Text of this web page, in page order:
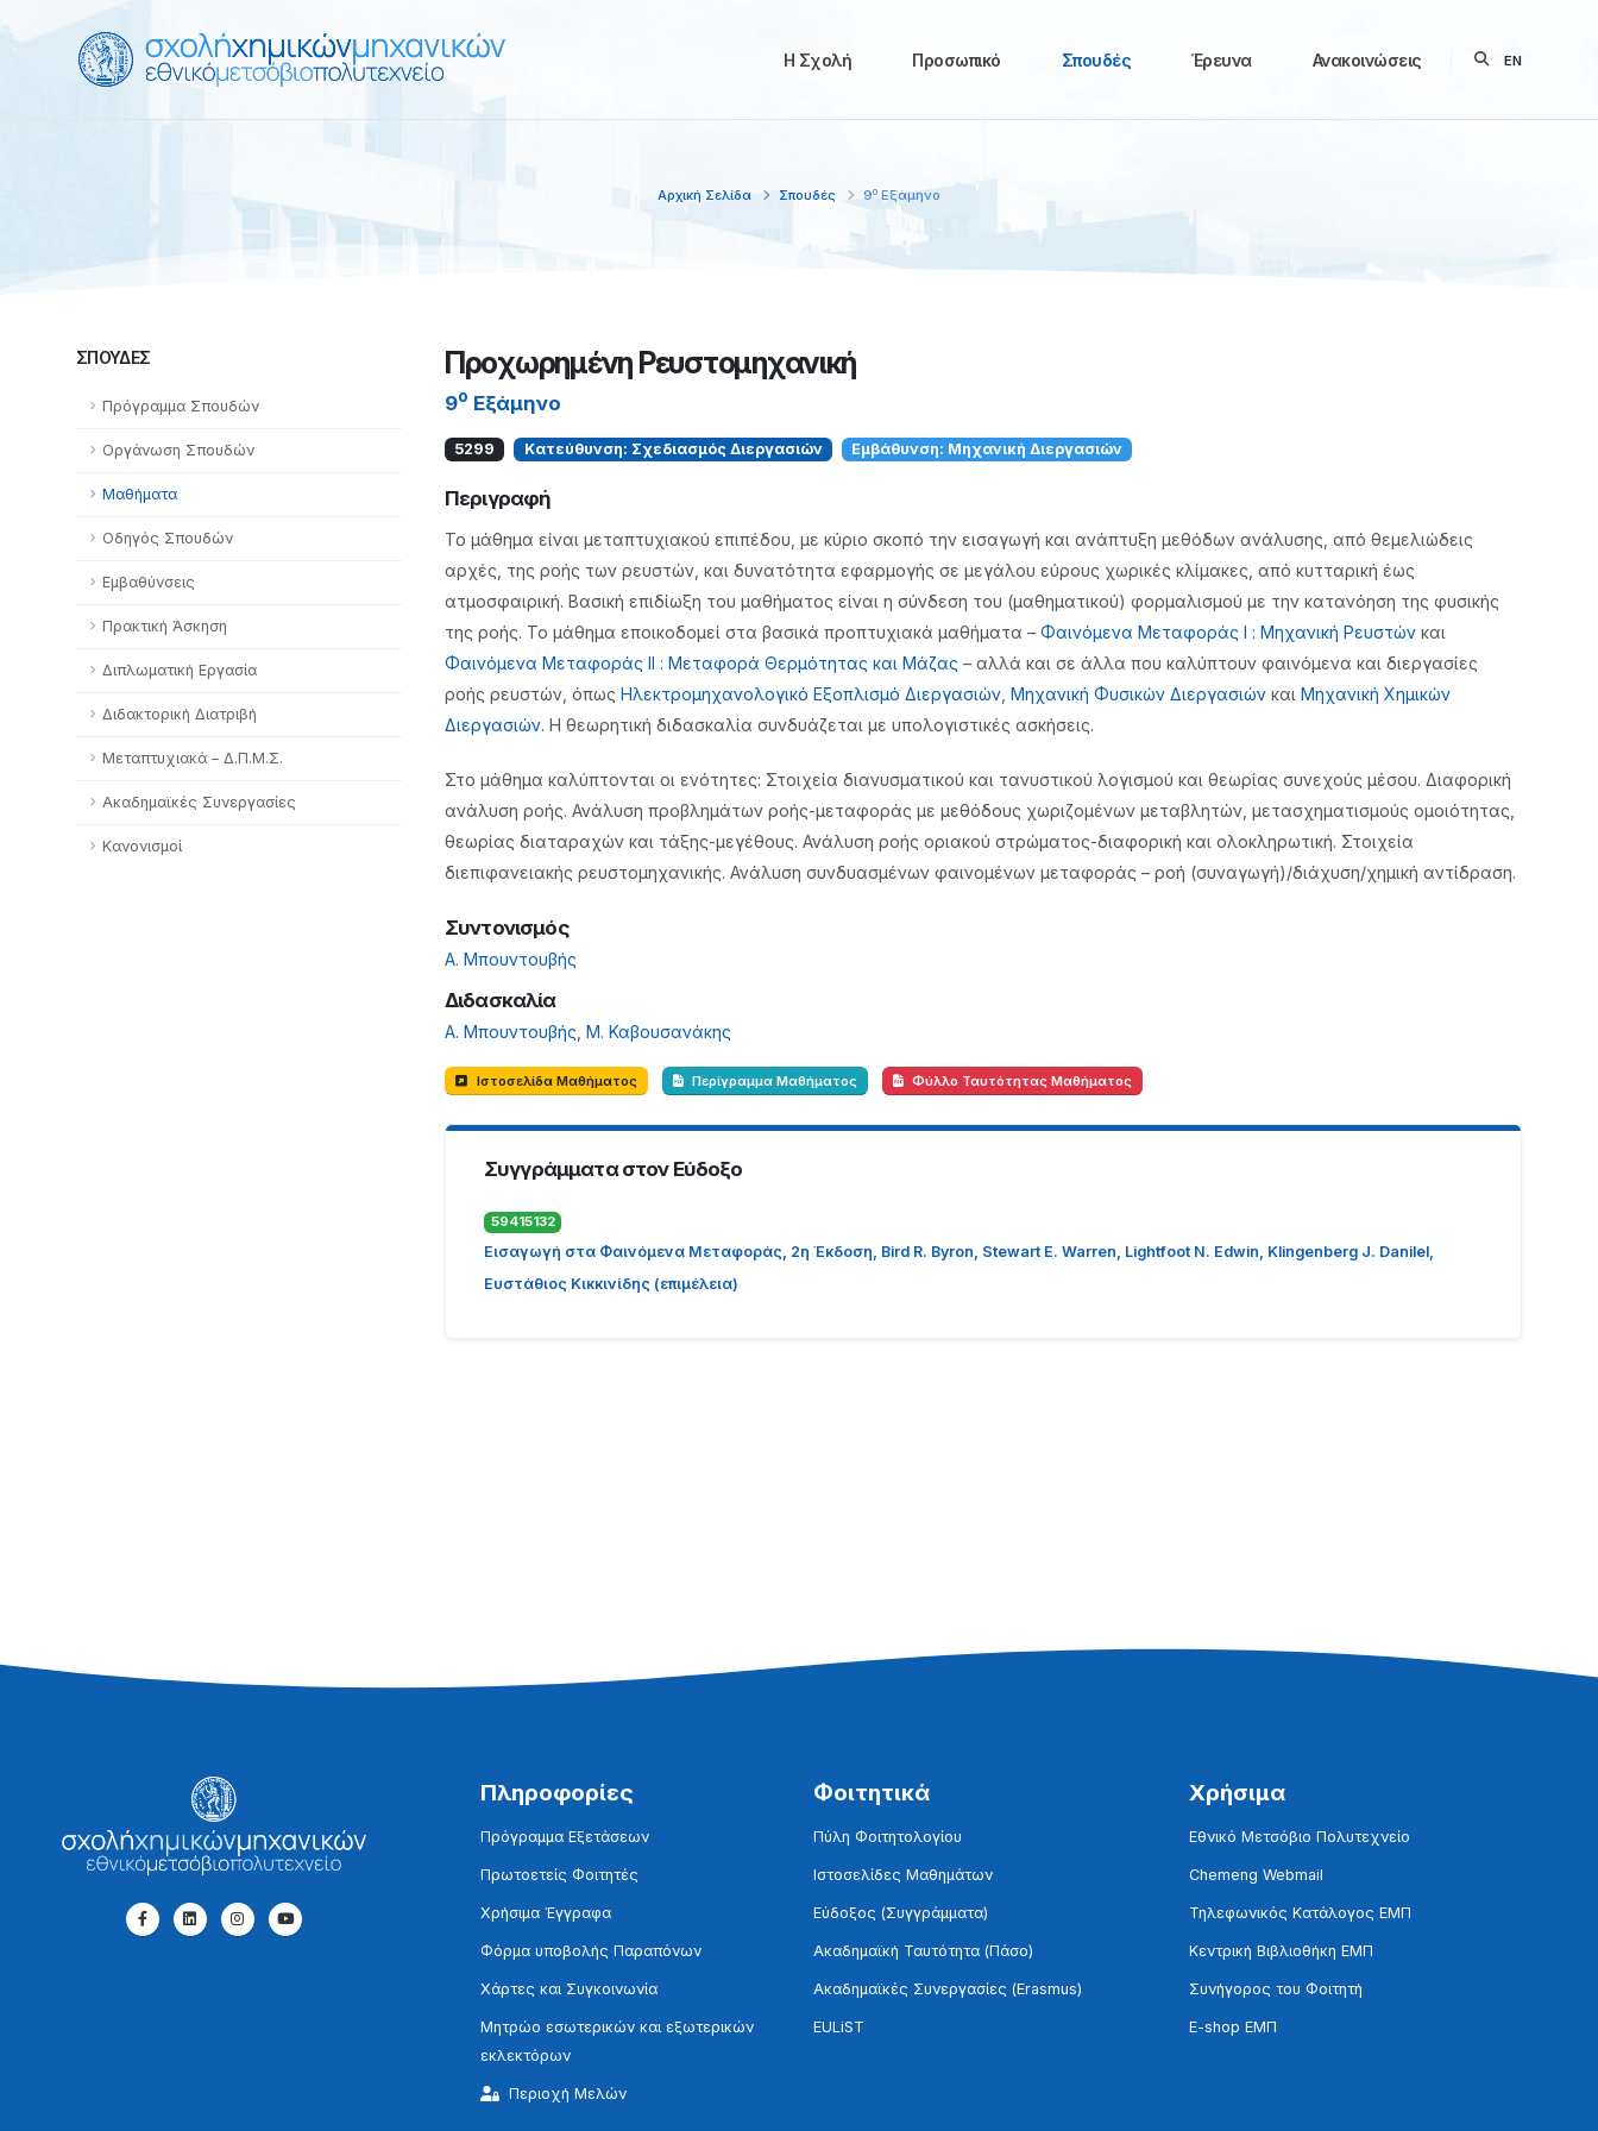
Η Σχολή Προσωπικό Σπουδές Έρευνα Ανακοινώσεις EN
Αρχική Σελίδα Σπουδές 9ο Εξάμηνο
ΣΠΟΥΔΈΣ
Πρόγραμμα Σπουδών
Οργάνωση Σπουδών
Μαθήματα
Οδηγός Σπουδών
Εμβαθύνσεις
Πρακτική Άσκηση
Διπλωματική Εργασία
Διδακτορική Διατριβή
Μεταπτυχιακά – Δ.Π.Μ.Σ.
Ακαδημαϊκές Συνεργασίες
Κανονισμοί
Προχωρημένη Ρευστομηχανική
9ο Εξάμηνο
5299 Κατεύθυνση: Σχεδιασμός Διεργασιών Εμβάθυνση: Μηχανική Διεργασιών
Περιγραφή
Το μάθημα είναι μεταπτυχιακού επιπέδου, με κύριο σκοπό την εισαγωγή και ανάπτυξη μεθόδων ανάλυσης, από θεμελιώδεις
αρχές, της ροής των ρευστών, και δυνατότητα εφαρμογής σε μεγάλου εύρους χωρικές κλίμακες, από κυτταρική έως
ατμοσφαιρική. Βασική επιδίωξη του μαθήματος είναι η σύνδεση του (μαθηματικού) φορμαλισμού με την κατανόηση της φυσικής
της ροής. Το μάθημα εποικοδομεί στα βασικά προπτυχιακά μαθήματα – Φαινόμενα Μεταφοράς Ι : Μηχανική Ρευστών και
Φαινόμενα Μεταφοράς ΙΙ : Mεταφορά Θερμότητας και Μάζας – αλλά και σε άλλα που καλύπτουν φαινόμενα και διεργασίες
ροής ρευστών, όπως Ηλεκτρομηχανολογικό Εξοπλισμό Διεργασιών Μηχανική Φυσικών Διεργασιών και Μηχανική Χημικών
Διεργασιών. Η θεωρητική διδασκαλία συνδυάζεται με υπολογιστικές ασκήσεις.
Στο μάθημα καλύπτονται οι ενότητες: Στοιχεία διανυσματικού και τανυστικού λογισμού και θεωρίας συνεχούς μέσου. Διαφορική
ανάλυση ροής. Ανάλυση προβλημάτων ροής-μεταφοράς με μεθόδους χωριζομένων μεταβλητών, μετασχηματισμούς ομοιότητας,
θεωρίας διαταραχών και τάξης-μεγέθους. Ανάλυση ροής οριακού στρώματος-διαφορική και ολοκληρωτική. Στοιχεία
διεπιφανειακής ρευστομηχανικής. Ανάλυση συνδυασμένων φαινομένων μεταφοράς – ροή (συναγωγή)/διάχυση/χημική αντίδραση.
Συντονισμός
Α. Μπουντουβής
Διδασκαλία
Α. Μπουντουβής Μ. Καβουσανάκης
Ιστοσελίδα Μαθήματος Περίγραμμα Μαθήματος Φύλλο Ταυτότητας Μαθήματος
Συγγράμματα στον Εύδοξο
59415132
Εισαγωγή στα Φαινόμενα Μεταφοράς, 2η Έκδοση, Bird R. Byron, Stewart E. Warren, Lightfoot N. Edwin, Klingenberg J. Danilel,
Ευστάθιος Κικκινίδης (επιμέλεια)
Πληροφορίες
Πρόγραμμα Εξετάσεων
Πρωτοετείς Φοιτητές
Χρήσιμα Έγγραφα
Φόρμα υποβολής Παραπόνων
Χάρτες και Συγκοινωνία
Μητρώο εσωτερικών και εξωτερικών
εκλεκτόρων
Περιοχή Μελών
Φοιτητικά
Πύλη Φοιτητολογίου
Ιστοσελίδες Μαθημάτων
Εύδοξος (Συγγράμματα)
Ακαδημαϊκή Ταυτότητα (Πάσο)
Ακαδημαϊκές Συνεργασίες (Erasmus)
EULiST
Χρήσιμα
Εθνικό Μετσόβιο Πολυτεχνείο
Chemeng Webmail
Τηλεφωνικός Κατάλογος ΕΜΠ
Κεντρική Βιβλιοθήκη ΕΜΠ
Συνήγορος του Φοιτητή
E-shop ΕΜΠ